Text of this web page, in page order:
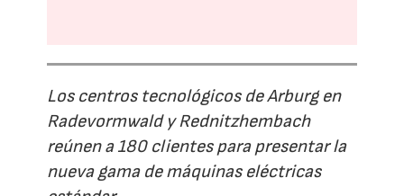
Los centros tecnológicos de Arburg en
Radevormwald y Rednitzhembach
reúnen a 180 clientes para presentar la
nueva gama de máquinas eléctricas